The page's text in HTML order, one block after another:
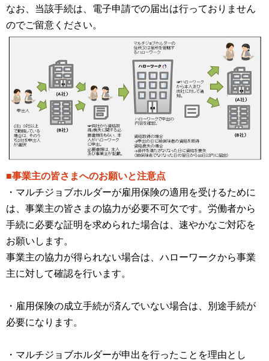
なお、当該手続は、電子申請での届出は行っておりません
のでご留意ください。
■事業主の皆さまへのお願いと注意点
・マルチジョブホルダーが雇用保険の適用を受けるために
は、事業主の皆さまの協力が必要不可欠です。労働者から
手続に必要な証明を求められた場合は、速やかなご対応を
お願いします。
事業主の協力が得られない場合は、ハローワークから事業
主に対して確認を行います。
・雇用保険の成立手続が済んでいない場合は、別途手続が
必要になります。
・マルチジョブホルダーが申出を行ったことを理由とし